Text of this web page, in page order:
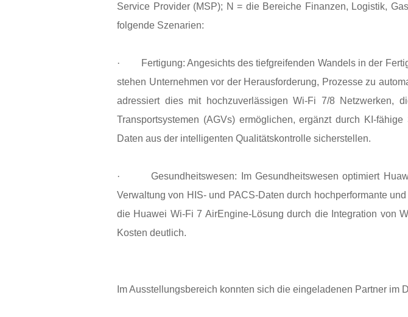
Service Provider (MSP); N = die Bereiche Finanzen, Logistik,
folgende Szenarien:
·
Fertigung: Angesichts des tiefgreifenden Wandels in der
stehen Unternehmen vor der Herausforderung, Prozesse zu
adressiert dies mit hochzuverlässigen Wi-Fi 7/8 Netzwerken,
Transportsystemen (AGVs) ermöglichen, ergänzt durch KI-
Daten aus der intelligenten Qualitätskontrolle sicherstellen.
·Gesundheitswesen: Im Gesundheitswesen optimiert
Verwaltung von HIS- und PACS-Daten durch hochperformante
die Huawei Wi-Fi 7 AirEngine-Lösung durch die Integration von
Kosten deutlich.
Im Ausstellungsbereich konnten sich die eingeladenen Partner